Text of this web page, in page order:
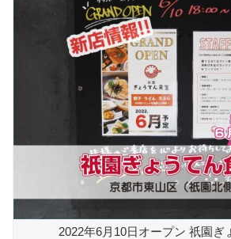
2022年6月10日オープン 祇園ぎ